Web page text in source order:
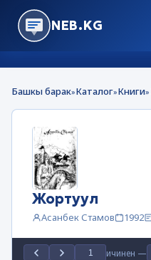
NEB.KG
Башкы барак»Каталог»Книги»
Жортуул
Асанбек Стамов 1992
ичинен —